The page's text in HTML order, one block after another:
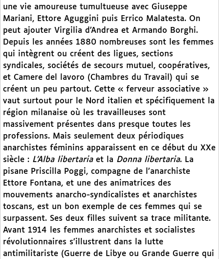
une vie amoureuse tumultueuse avec Giuseppe
Mariani, Ettore Aguggini puis Errico Malatesta. On
peut ajouter Virgilia d’Andrea et Armando Borghi.
Depuis les années 1880 nombreuses sont les femmes
qui intègrent ou créent des ligues, sections
syndicales, sociétés de secours mutuel, coopératives,
et Camere del lavoro (Chambres du Travail) qui se
créent un peu partout. Cette « ferveur associative »
vaut surtout pour le Nord italien et spécifiquement la
région milanaise où les travailleuses sont
massivement présentes dans presque toutes les
professions. Mais seulement deux périodiques
anarchistes féminins apparaissent en ce début du XXe
siècle : L’Alba libertariaet la Donna libertaria. La
pisane Priscilla Poggi, compagne de l’anarchiste
Ettore Fontana, et une des animatrices des
mouvements anarcho-syndicalistes et anarchistes
toscans, est un bon exemple de ces femmes qui se
surpassent. Ses deux filles suivent sa trace militante.
Avant 1914 les femmes anarchistes et socialistes
révolutionnaires s’illustrent dans la lutte
antimilitariste (Guerre de Libye ou Grande Guerre qui